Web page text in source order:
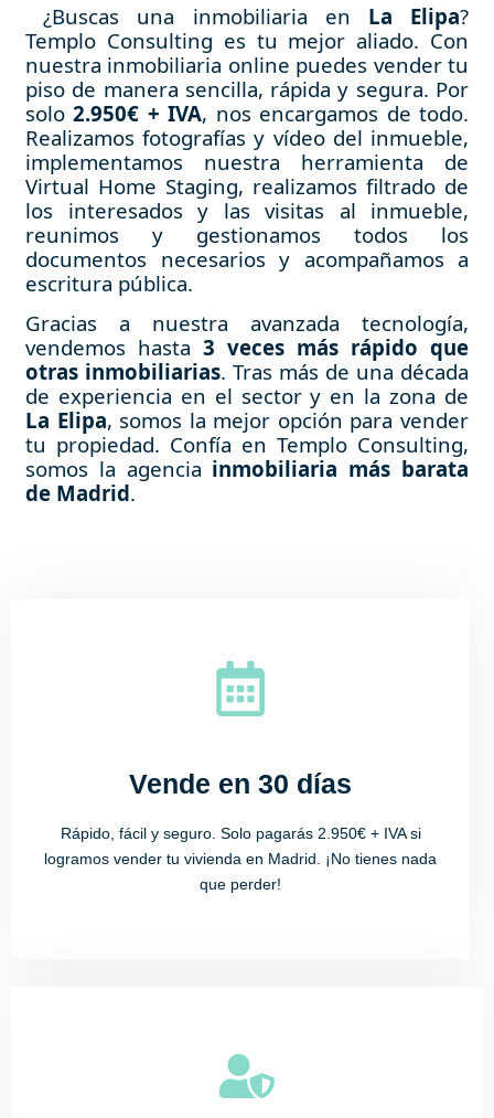
¿Buscas una inmobiliaria en La Elipa?
Templo Consulting es tu mejor aliado. Con
nuestra inmobiliaria online puedes vender tu
piso de manera sencilla, rápida y segura. Por
solo2.950€ + IVA, nos encargamos de todo.
Realizamos fotografías y vídeo del inmueble,
implementamos nuestra herramienta de
Virtual Home Staging, realizamos filtrado de
los interesados y las visitas al inmueble,
reunimos y gestionamos todos los
documentos necesarios y acompañamos a
escritura pública.
Gracias a nuestra avanzada tecnología,
vendemos hasta 3 veces más rápido que
otras inmobiliarias. Tras más de una década
de experiencia en el sector y en la zona de
La Elipa, somos la mejor opción para vender
tu propiedad. Confía en Templo Consulting,
somos la agencia inmobiliaria más barata
de Madrid.
Vende en 30 días
Rápido, fácil y seguro. Solo pagarás 2.950€ + IVA si
logramos vender tu vivienda en Madrid. ¡No tienes nada
que perder!